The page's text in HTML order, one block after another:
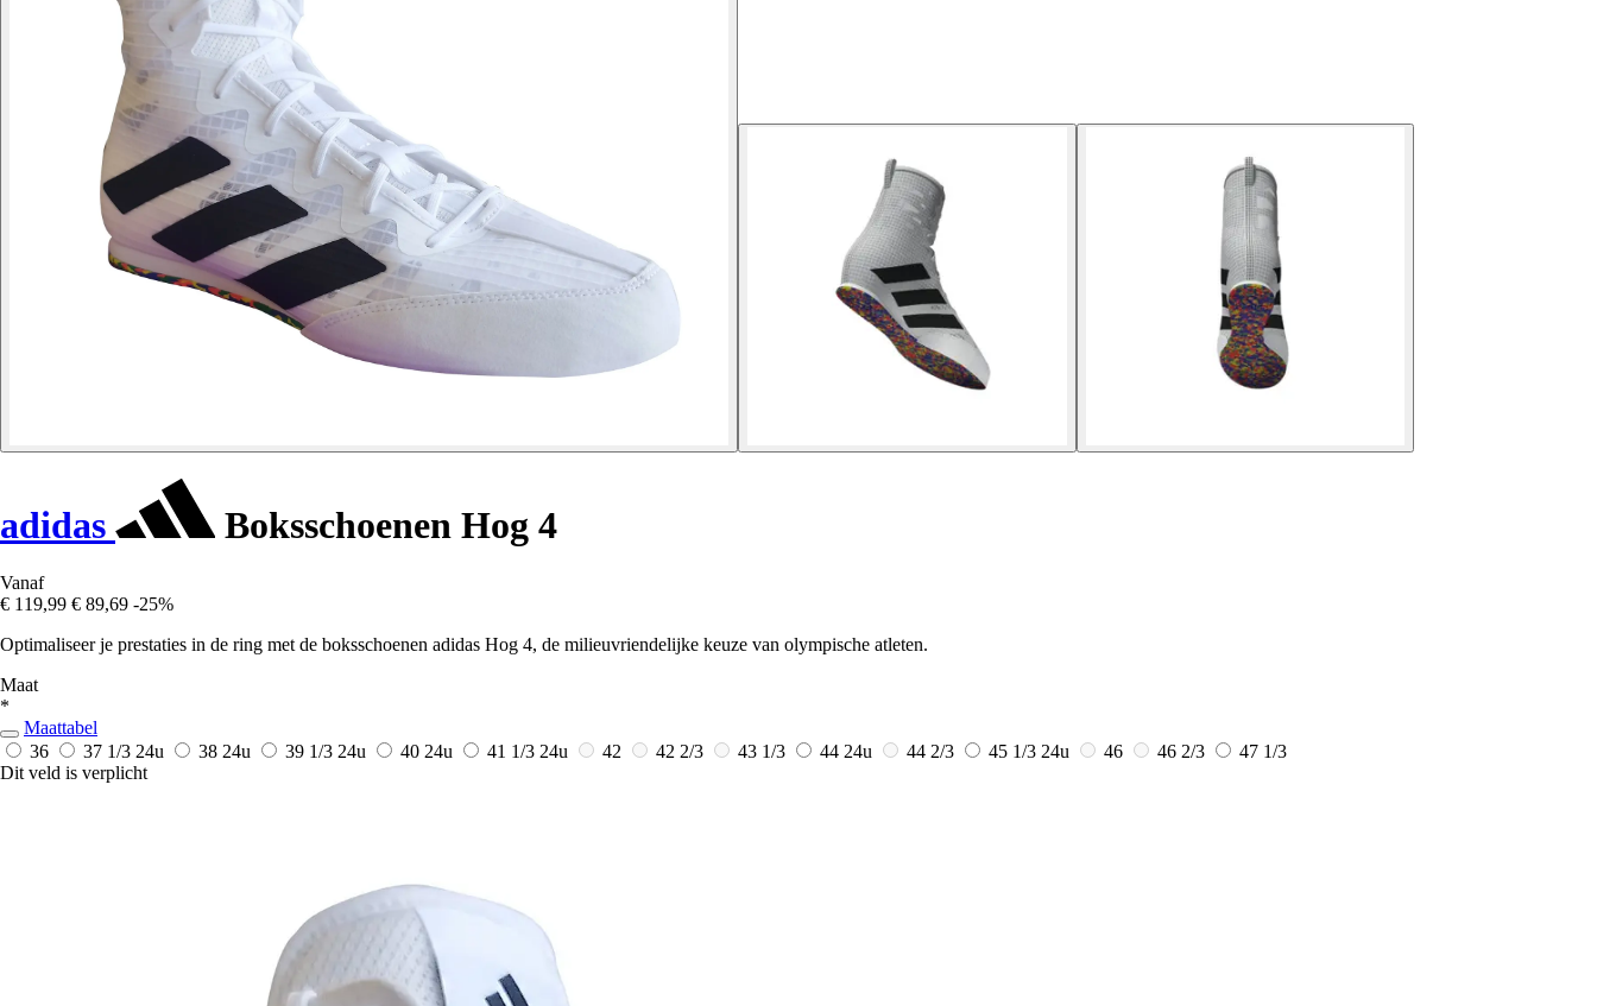
adidas Boksschoenen Hog 4
Vanaf
€ 119,99 € 89,69 -25%
Optimaliseer je prestaties in de ring met de boksschoenen adidas Hog 4, de milieuvriendelijke keuze van olympische atleten.
Maat
*
Maattabel
36
37 1/3 24u 38 24u 39 1/3 24u 40 24u 41 1/3 24u 42 42 2/3 43 1/3 44 24u 44 2/3 45 1/3 24u 46 46 2/3
47 1/3
Dit veld is verplicht